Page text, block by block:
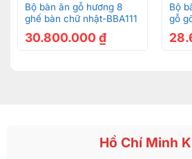
Bộ bàn ăn gỗ hương 8
ghế bàn chữ nhật-BBA111
30.800.000 ₫
Bộ
gỗ
Hồ Chí Minh